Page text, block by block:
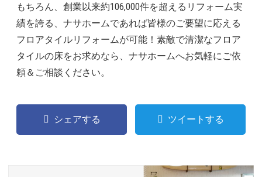
もちろん、創業以来約106,000件を超えるリフォーム実
績を誇る、ナサホームであれば皆様のご要望に応える
フロアタイルリフォームが可能！素敵で清潔なフロア
タイルの床をお求めなら、ナサホームへお気軽にご依
頼＆ご相談ください。
シェアする ツイートする